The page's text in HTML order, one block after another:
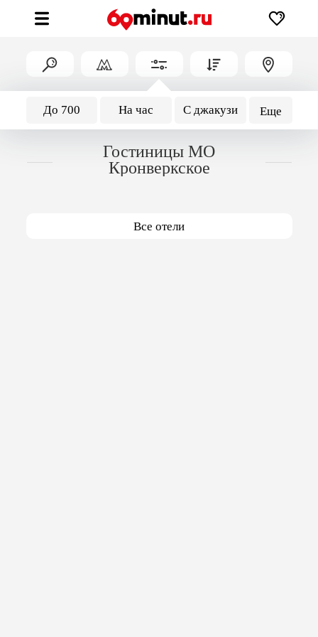
До 700 На час С джакузи Еще
Гостиницы МО
Кронверкское
Все отели